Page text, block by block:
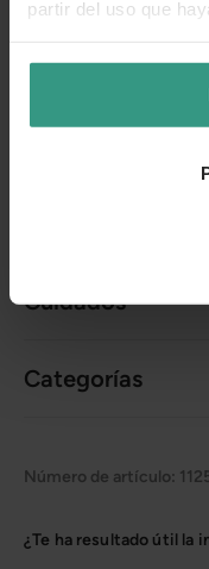
partir del uso que
Compromiso con el
Envases 100%
1%
en favor de los
Cuidados
Categorías
Número de artículo:
¿Te ha resultado útil la